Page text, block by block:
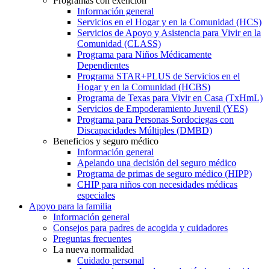
Información general
Servicios en el Hogar y en la Comunidad (HCS)
Servicios de Apoyo y Asistencia para Vivir en la
Comunidad (CLASS)
Programa para Niños Médicamente
Dependientes
Programa STAR+PLUS de Servicios en el
Hogar y en la Comunidad (HCBS)
Programa de Texas para Vivir en Casa (TxHmL)
Servicios de Empoderamiento Juvenil (YES)
Programa para Personas Sordociegas con
Discapacidades Múltiples (DMBD)
Beneficios y seguro médico
Información general
Apelando una decisión del seguro médico
Programa de primas de seguro médico (HIPP)
CHIP para niños con necesidades médicas
especiales
Apoyo para la familia
Información general
Consejos para padres de acogida y cuidadores
Preguntas frecuentes
La nueva normalidad
Cuidado personal